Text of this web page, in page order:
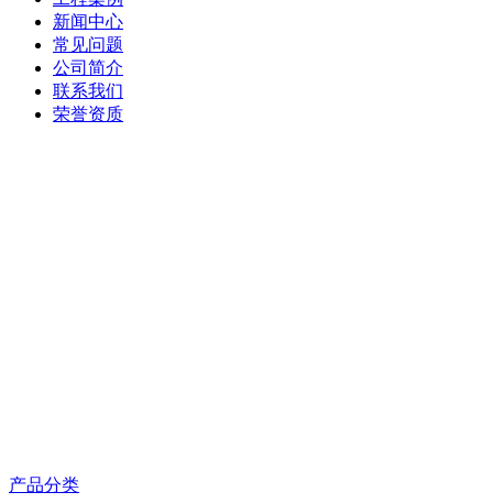
新闻中心
常见问题
公司简介
联系我们
荣誉资质
产品分类